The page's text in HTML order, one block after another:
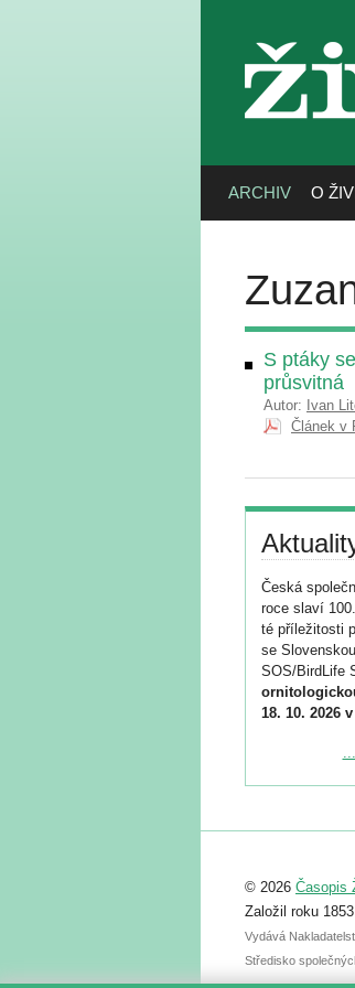
ARCHIV O
S ptáky
průsvitná
Autor: Ivan
Článek v
Česká
roce slaví
té příležitosti
se
SOS/BirdLife
18. 10. 2026
Podrobnější
Registrovat
abstraktu
posteru je už
© 2026 Časopis
Založil roku
Vydává
Středisko